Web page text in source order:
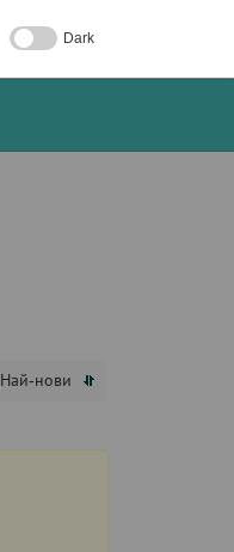
Dark
Най-нови